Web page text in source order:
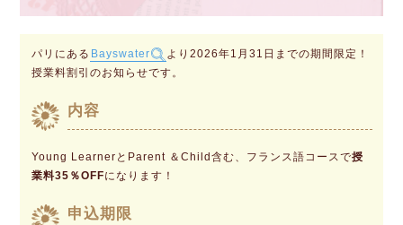
パリにある Bayswater
より2026年1月31日までの期間限定！
授業料割引のお知らせです。
内容
Young LearnerとParent ＆Child含む、フランス語コースで授
業料35％OFFになります！
申込期限